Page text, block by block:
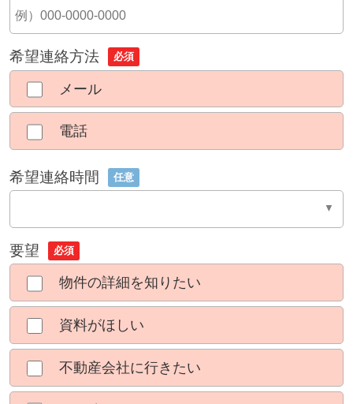
希望連絡方法 必須
メール
電話
希望連絡時間 任意
要望 必須
物件の詳細を知りたい
資料がほしい
不動産会社に行きたい